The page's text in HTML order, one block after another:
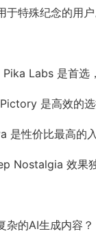
特殊纪念的用户
Labs 是首选
是高效的选
性价比最高的入
Nostalgia 效果独
杂的AI生成内容？